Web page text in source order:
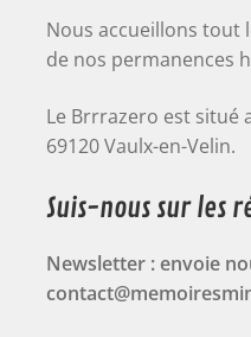
Nous accueillons tout
de nos permanences
Le Brrrazero est situé
69120 Vaulx-en-Velin.
Suis-nous sur les
Newsletter : envoie